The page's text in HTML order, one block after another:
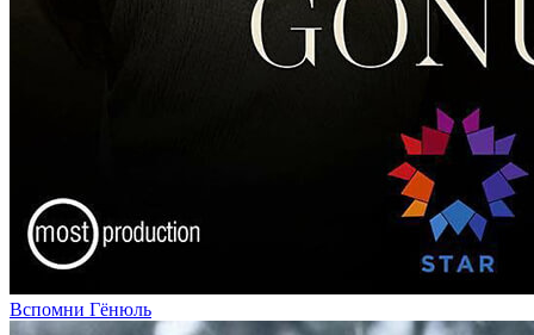
Вспомни Гёнюль